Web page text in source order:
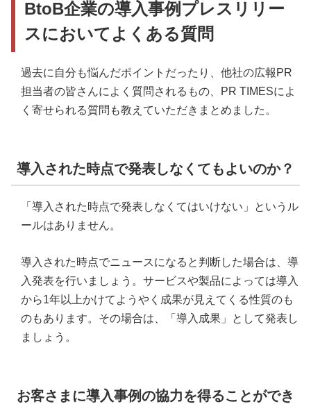
BtoB企業の導入事例プレスリリー
スにおいてよくある質問
過去に自分も悩んだポイントだったり、他社の広報PR
担当者の皆さんによく質問されるもの、PR TIMESによ
く寄せられる質問も教えていただきまとめました。
導入された時点で発表しなくてもよいのか？
「導入された時点で発表しなくてはいけない」というル
ールはありません。
導入された時点でニュースになると判断した場合は、導
入発表を行いましょう。サービスや製品によっては導入
から1年以上かけてようやく成果が見えてくる性質のも
のもあります。その場合は、「導入成果」として発表し
ましょう。
お客さまに導入事例の協力を得ることができ